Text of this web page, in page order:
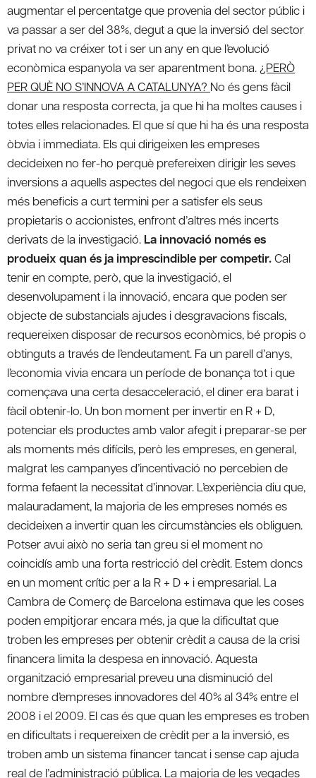
augmentar el percentatge que provenia del sector públic i
va passar a ser del 38%, degut a que la inversió del sector
privat no va créixer tot i ser un any en que l’evolució
econòmica espanyola va ser aparentment bona. ¿PERÒ
PER QUÈ NO S’INNOVA A CATALUNYA? No és gens fàcil
donar una resposta correcta, ja que hi ha moltes causes i
totes elles relacionades. El que sí que hi ha és una resposta
òbvia i immediata. Els qui dirigeixen les empreses
decideixen no fer-ho perquè prefereixen dirigir les seves
inversions a aquells aspectes del negoci que els rendeixen
més beneficis a curt termini per a satisfer els seus
propietaris o accionistes, enfront d’altres més incerts
derivats de la investigació. La innovació només es
produeix quan és ja imprescindible per competir.Cal
tenir en compte, però, que la investigació, el
desenvolupament i la innovació, encara que poden ser
objecte de substancials ajudes i desgravacions fiscals,
requereixen disposar de recursos econòmics, bé propis o
obtinguts a través de l’endeutament. Fa un parell d’anys,
l’economia vivia encara un període de bonança tot i que
començava una certa desacceleració, el diner era barat i
fàcil obtenir-lo. Un bon moment per invertir en R + D,
potenciar els productes amb valor afegit i preparar-se per
als moments més difícils, però les empreses, en general,
malgrat les campanyes d’incentivació no percebien de
forma fefaent la necessitat d’innovar. L’experiència diu que,
malauradament, la majoria de les empreses només es
decideixen a invertir quan les circumstàncies els obliguen.
Potser avui això no seria tan greu si el moment no
coincidís amb una forta restricció del crèdit. Estem doncs
en un moment crític per a la R + D + i empresarial. La
Cambra de Comerç de Barcelona estimava que les coses
poden empitjorar encara més, ja que la dificultat que
troben les empreses per obtenir crèdit a causa de la crisi
financera limita la despesa en innovació. Aquesta
organització empresarial preveu una disminució del
nombre d’empreses innovadores del 40% al 34% entre el
2008 i el 2009. El cas és que quan les empreses es troben
en dificultats i requereixen de crèdit per a la inversió, es
troben amb un sistema financer tancat i sense cap ajuda
real de l’administració pública. La majoria de les vegades